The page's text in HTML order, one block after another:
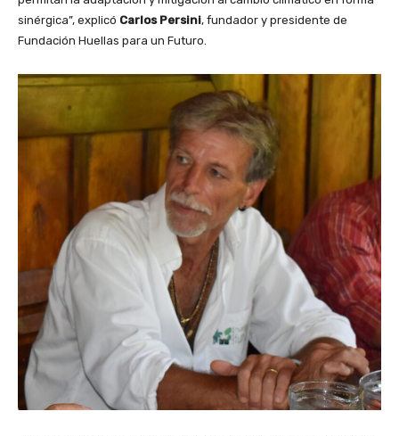
sinérgica”, explicó Carlos Persini, fundador y presidente de
Fundación Huellas para un Futuro.